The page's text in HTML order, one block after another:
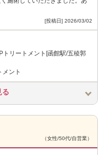
[投稿日] 2026/03/02
トリートメント[函館駅/五稜郭
メント
る
（女性/50代/自営業）